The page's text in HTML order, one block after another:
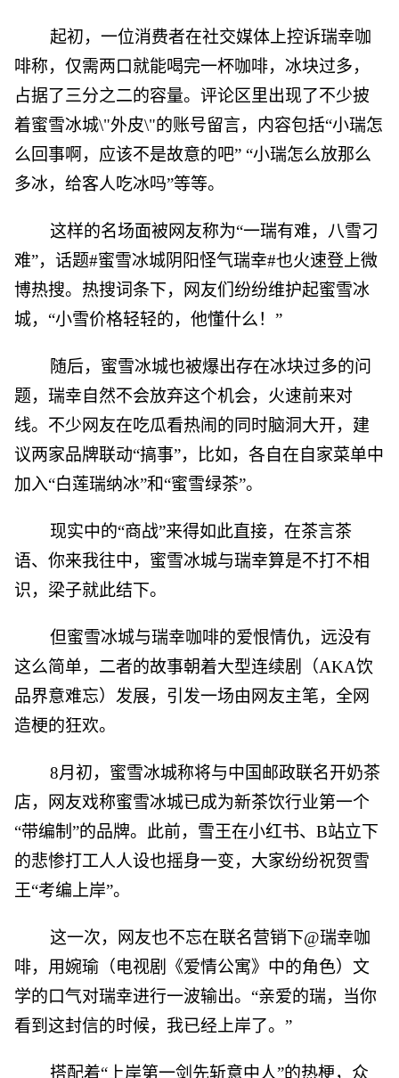
起初，一位消费者在社交媒体上控诉瑞幸咖
啡称，仅需两口就能喝完一杯咖啡，冰块过多，
占据了三分之二的容量。评论区里出现了不少披
着蜜雪冰城\"外皮\"的账号留言，内容包括“小瑞怎
么回事啊，应该不是故意的吧” “小瑞怎么放那么
多冰，给客人吃冰吗”等等。
这样的名场面被网友称为“一瑞有难，八雪刁
难”，话题#蜜雪冰城阴阳怪气瑞幸#也火速登上微
博热搜。热搜词条下，网友们纷纷维护起蜜雪冰
城，“小雪价格轻轻的，他懂什么！”
随后，蜜雪冰城也被爆出存在冰块过多的问
题，瑞幸自然不会放弃这个机会，火速前来对
线。不少网友在吃瓜看热闹的同时脑洞大开，建
议两家品牌联动“搞事”，比如，各自在自家菜单中
加入“白莲瑞纳冰”和“蜜雪绿茶”。
现实中的“商战”来得如此直接，在茶言茶
语、你来我往中，蜜雪冰城与瑞幸算是不打不相
识，梁子就此结下。
但蜜雪冰城与瑞幸咖啡的爱恨情仇，远没有
这么简单，二者的故事朝着大型连续剧（AKA饮
品界意难忘）发展，引发一场由网友主笔，全网
造梗的狂欢。
8月初，蜜雪冰城称将与中国邮政联名开奶茶
店，网友戏称蜜雪冰城已成为新茶饮行业第一个
“带编制”的品牌。此前，雪王在小红书、B站立下
的悲惨打工人人设也摇身一变，大家纷纷祝贺雪
王“考编上岸”。
这一次，网友也不忘在联名营销下@瑞幸咖
啡，用婉瑜（电视剧《爱情公寓》中的角色）文
学的口气对瑞幸进行一波输出。“亲爱的瑞，当你
看到这封信的时候，我已经上岸了。”
搭配着“上岸第一剑先斩意中人”的热梗，众